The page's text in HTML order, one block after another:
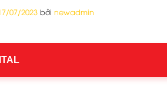
07/2023 bởi newadmin